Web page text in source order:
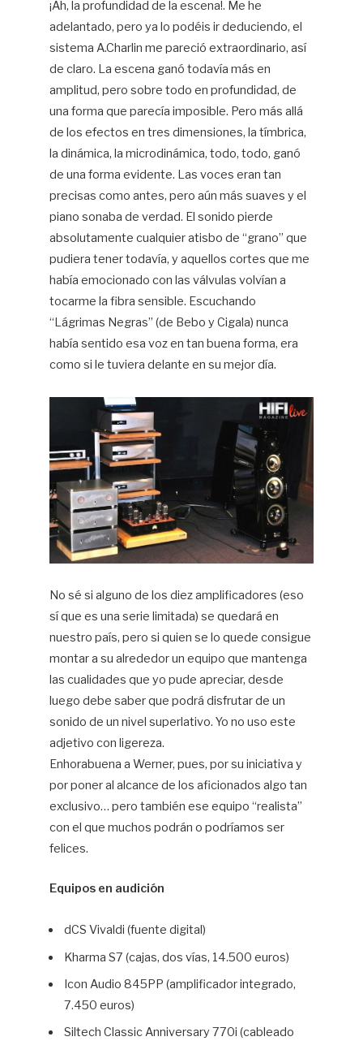
¡Ah, la profundidad de la escena!. Me he
adelantado, pero ya lo podéis ir deduciendo, el
sistema A.Charlin me pareció extraordinario, así
de claro. La escena ganó todavía más en
amplitud, pero sobre todo en profundidad, de
una forma que parecía imposible. Pero más allá
de los efectos en tres dimensiones, la tímbrica,
la dinámica, la microdinámica, todo, todo, ganó
de una forma evidente. Las voces eran tan
precisas como antes, pero aún más suaves y el
piano sonaba de verdad. El sonido pierde
absolutamente cualquier atisbo de “grano” que
pudiera tener todavía, y aquellos cortes que me
había emocionado con las válvulas volvían a
tocarme la fibra sensible. Escuchando
“Lágrimas Negras” (de Bebo y Cigala) nunca
había sentido esa voz en tan buena forma, era
como si le tuviera delante en su mejor día.
No sé si alguno de los diez amplificadores (eso
sí que es una serie limitada) se quedará en
nuestro país, pero si quien se lo quede consigue
montar a su alrededor un equipo que mantenga
las cualidades que yo pude apreciar, desde
luego debe saber que podrá disfrutar de un
sonido de un nivel superlativo. Yo no uso este
adjetivo con ligereza.
Enhorabuena a Werner, pues, por su iniciativa y
por poner al alcance de los aficionados algo tan
exclusivo… pero también ese equipo “realista”
con el que muchos podrán o podríamos ser
felices.
Equipos en audición
dCS Vivaldi (fuente digital)
Kharma S7 (cajas, dos vías, 14.500 euros)
Icon Audio 845PP (amplificador integrado,
7.450 euros)
Siltech Classic Anniversary 770i (cableado